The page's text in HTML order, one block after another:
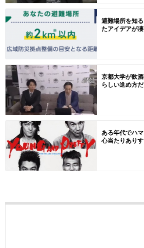
避難場所を知
たアイデアが
京都大学が飲
らしい進め方
ある年代でハ
心当たりあり